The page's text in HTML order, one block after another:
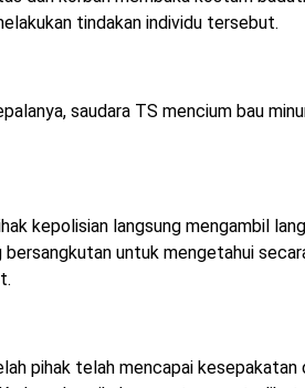
tindakan individu tersebut.
saudara TS mencium bau
kepolisian langsung mengambil
untuk mengetahui
pihak telah mencapai kesepakatan